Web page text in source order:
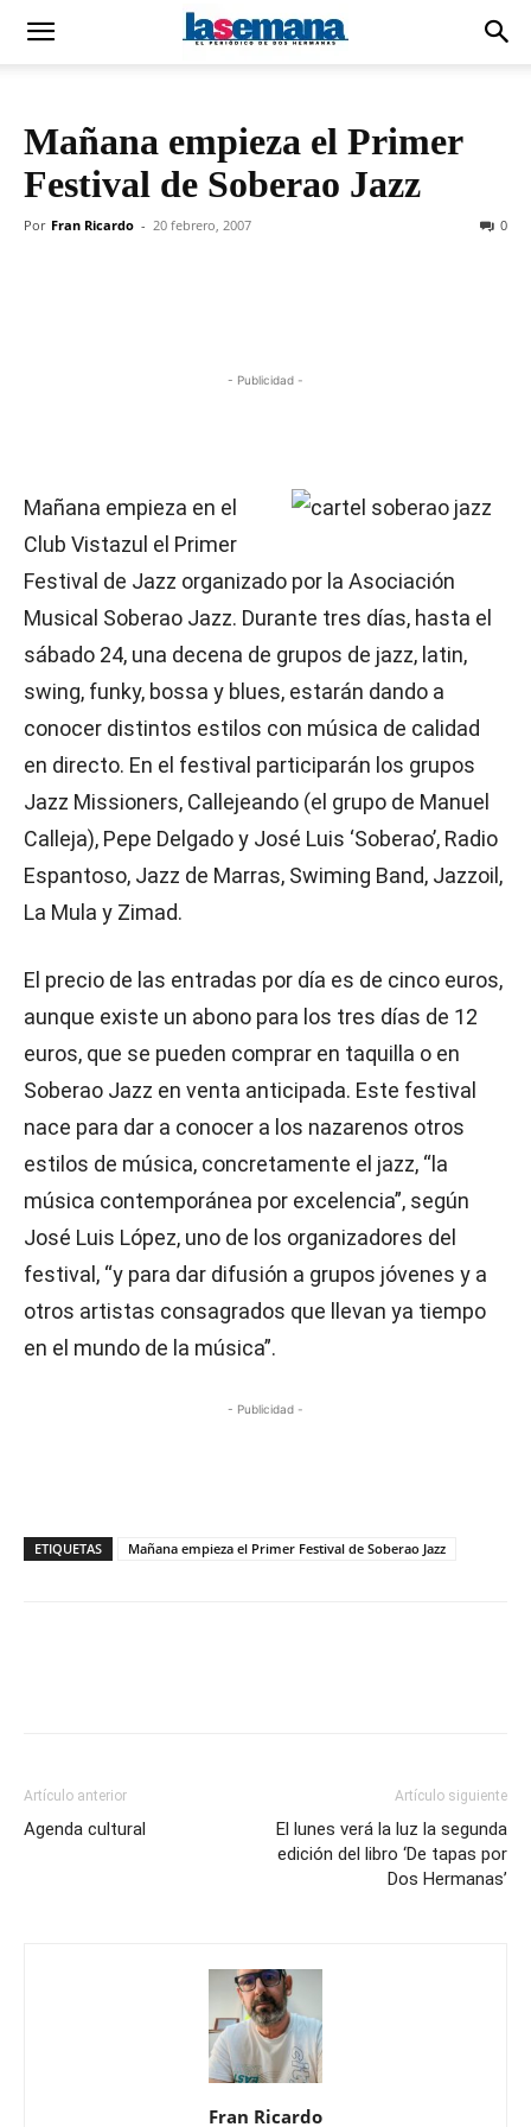
Mañana empieza el Primer
Festival de Soberao Jazz
Por Fran Ricardo - 20 febrero, 2007 0
- Publicidad -
Mañana empieza en el
Club Vistazul el Primer
Festival de Jazz organizado por la Asociación
Musical Soberao Jazz. Durante tres días, hasta el
sábado 24, una decena de grupos de jazz, latin,
swing, funky, bossa y blues, estarán dando a
conocer distintos estilos con música de calidad
en directo. En el festival participarán los grupos
Jazz Missioners, Callejeando (el grupo de Manuel
Calleja), Pepe Delgado y José Luis ‘Soberao’, Radio
Espantoso, Jazz de Marras, Swiming Band, Jazzoil,
La Mula y Zimad.
El precio de las entradas por día es de cinco euros,
aunque existe un abono para los tres días de 12
euros, que se pueden comprar en taquilla o en
Soberao Jazz en venta anticipada. Este festival
nace para dar a conocer a los nazarenos otros
estilos de música, concretamente el jazz, “la
música contemporánea por excelencia”, según
José Luis López, uno de los organizadores del
festival, “y para dar difusión a grupos jóvenes y a
otros artistas consagrados que llevan ya tiempo
en el mundo de la música”.
- Publicidad -
ETIQUETAS Mañana empieza el Primer Festival de Soberao Jazz
Artículo anterior
Agenda cultural
Artículo siguiente
El lunes verá la luz la segunda
edición del libro ‘De tapas por
Dos Hermanas’
Fran Ricardo